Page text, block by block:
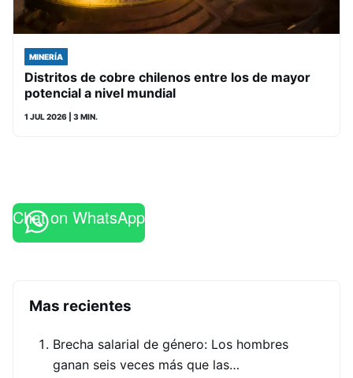
MINERÍA
Distritos de cobre chilenos entre los de mayor
potencial a nivel mundial
1 JUL 2026 | 3 MIN.
Chat on WhatsApp
Mas recientes
Brecha salarial de género: Los hombres
ganan seis veces más que las…